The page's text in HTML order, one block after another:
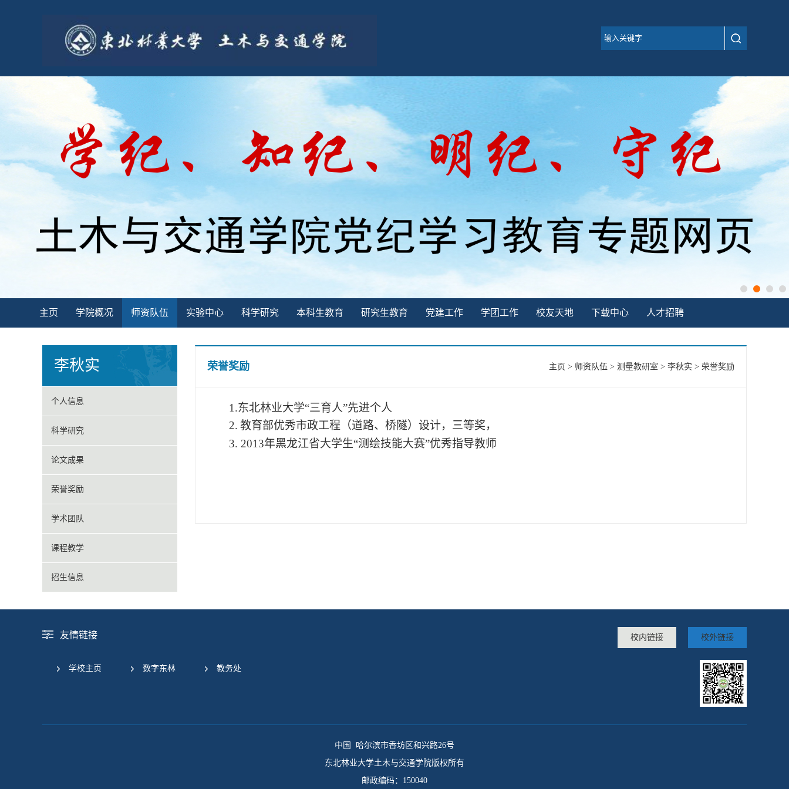
主页 学院概况 师资队伍 实验中心 科学研究 本科生教育 研究生教育 党建工作 学团工作 校友天地 下载中心 人才招聘
李秋实
个人信息
科学研究
论文成果
荣誉奖励
学术团队
课程教学
招生信息
荣誉奖励 主页 > 师资队伍 > 测量教研室 > 李秋实 > 荣誉奖励
1.东北林业大学“三育人”先进个人
2. 教育部优秀市政工程（道路、桥隧）设计，三等奖，
3. 2013年黑龙江省大学生“测绘技能大赛”优秀指导教师
友情链接 校外链接
校内链接
学校主页 数字东林 教务处
中国 哈尔滨市香坊区和兴路26号
东北林业大学土木与交通学院版权所有
邮政编码：150040